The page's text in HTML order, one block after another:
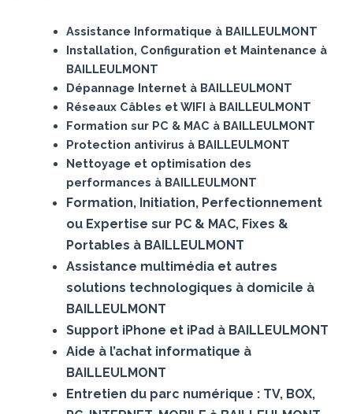
Assistance Informatique à BAILLEULMONT
Installation, Configuration et Maintenance à
BAILLEULMONT
Dépannage Internet à BAILLEULMONT
Réseaux Câbles et WIFI à BAILLEULMONT
Formation sur PC & MAC à BAILLEULMONT
Protection antivirus à BAILLEULMONT
Nettoyage et optimisation des
performances à BAILLEULMONT
Formation, Initiation, Perfectionnement
ou Expertise sur PC & MAC, Fixes &
Portables à BAILLEULMONT
Assistance multimédia et autres
solutions technologiques à domicile à
BAILLEULMONT
Support iPhone et iPad à BAILLEULMONT
Aide à l’achat informatique à
BAILLEULMONT
Entretien du parc numérique : TV, BOX,